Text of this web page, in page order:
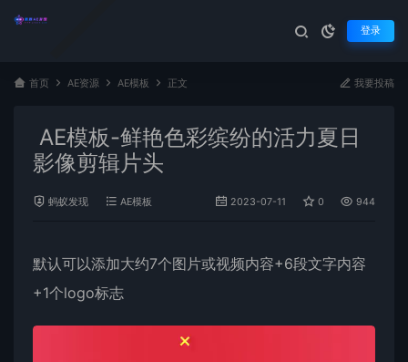
登录
首页 AE资源 AE模板 正文 我要投稿
AE模板-鲜艳色彩缤纷的活力夏日
影像剪辑片头
蚂蚁发现 AE模板 2023-07-11 0 944
默认可以添加大约7个图片或视频内容+6段文字内容
+1个logo标志